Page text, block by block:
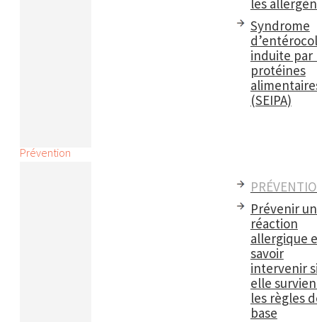
les
Syndrome
induite par
protéines
(SEIPA)
Prévention
Prévenir
réaction
allergique
savoir
intervenir
elle
les règles
base